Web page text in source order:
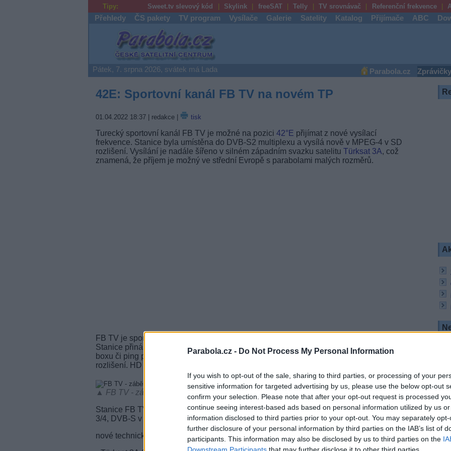
Parabola.cz - Do Not Process My Personal Information
If you wish to opt-out of the sale, sharing to third parties, or processing of your
sensitive information for targeted advertising by us, please use the below opt-out
confirm your selection. Please note that after your opt-out request is processed
continue seeing interest-based ads based on personal information utilized by us
information disclosed to third parties prior to your opt-out. You may separately
further disclosure of your personal information by third parties on the IAB’s list of
participants. This information may also be disclosed by us to third parties on the
Downstream Participants that may further disclose it to other third parties.
Tipy: Sweet.tv slevový kód Skylink freeSAT Telly TV srovnávač Referenční frekvence
Přehledy ČS pakety TV program Vysílače Galerie Satelity Katalog Přijímače ABC
Parabola.cz
Pátek, 7. srpna 2026, svátek má Lada Parabola.cz Zprávičky
42E: Sportovní kanál FB TV na novém TP
01.04.2022 18:37| redakce | tisk
Turecký sportovní kanál FB TV je možné na pozici 42°E přijímat z nové vysílací
frekvence. Stanice byla umístěna do DVB-S2 multiplexu a vysílá nově v MPEG-4 v SD
rozlišení. Vysílání je nadále šířeno v silném západním svazku satelitu Türksat 3A, což
znamená, že příjem je možný ve střední Evropě s parabolami malých rozměrů.
FB TV je sportovní kanál hlavního tureckého multisportovního klubu Fenerbahce SK.
Stanice přináší zpravodajství ze světa fotbalu, basketbalu, volejbalu, atletiky, plavání,
boxu či ping pongu. Stanice se vysílá zdarma na území Turecka a Evropy v SD
rozlišení. HD verze je poskytována jen abonentům Digiturku na pozici 7°E.
▲ FB TV - záběr z příjmu stanice
Stanice FB TV stále vysílá na původním kmitočtu 12,345 GHz, pol. V, SR 30000, FEC
3/4, DVB-S v zastaralém kodeku MPEG-2 v SD rozlišení, kde patrně brzy skončí.
nové technické parametry - FB TV: